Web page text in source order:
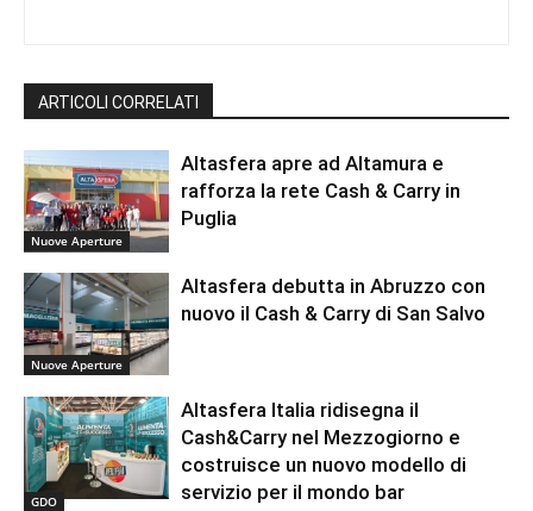
ARTICOLI CORRELATI
Nuove Aperture
Altasfera apre ad Altamura e
rafforza la rete Cash & Carry in
Puglia
Nuove Aperture
Altasfera debutta in Abruzzo con
nuovo il Cash & Carry di San Salvo
GDO
Altasfera Italia ridisegna il
Cash&Carry nel Mezzogiorno e
costruisce un nuovo modello di
servizio per il mondo bar